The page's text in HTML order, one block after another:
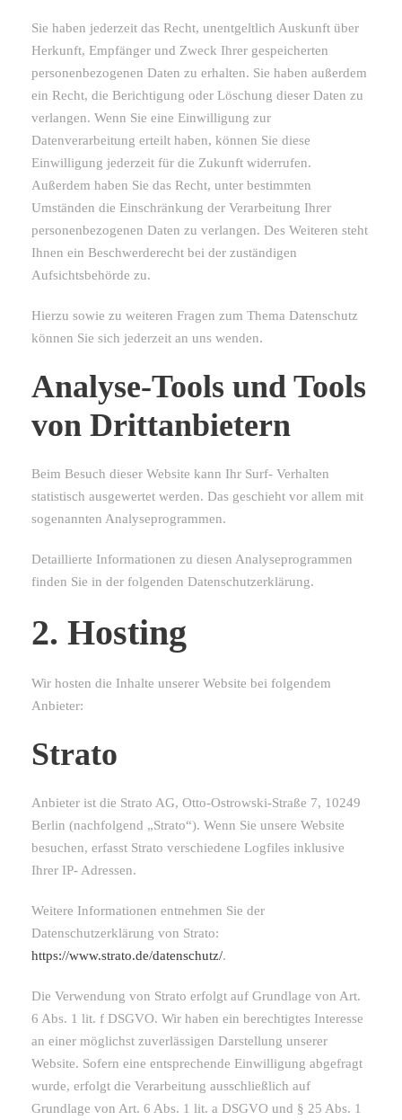
Sie haben jederzeit das Recht, unentgeltlich Auskunft über
Herkunft, Empfänger und Zweck Ihrer gespeicherten
personenbezogenen Daten zu erhalten. Sie haben außerdem
ein Recht, die Berichtigung oder Löschung dieser Daten zu
verlangen. Wenn Sie eine Einwilligung zur
Datenverarbeitung erteilt haben, können Sie diese
Einwilligung jederzeit für die Zukunft widerrufen.
Außerdem haben Sie das Recht, unter bestimmten
Umständen die Einschränkung der Verarbeitung Ihrer
personenbezogenen Daten zu verlangen. Des Weiteren steht
Ihnen ein Beschwerderecht bei der zuständigen
Aufsichtsbehörde zu.
Hierzu sowie zu weiteren Fragen zum Thema Datenschutz
können Sie sich jederzeit an uns wenden.
Analyse-Tools und Tools
von Dritt­anbietern
Beim Besuch dieser Website kann Ihr Surf- Verhalten
statistisch ausgewertet werden. Das geschieht vor allem mit
sogenannten Analyseprogrammen.
Detaillierte Informationen zu diesen Analyseprogrammen
finden Sie in der folgenden Datenschutzerklärung.
2. Hosting
Wir hosten die Inhalte unserer Website bei folgendem
Anbieter:
Strato
Anbieter ist die Strato AG, Otto-Ostrowski-Straße 7, 10249
Berlin (nachfolgend „Strato“). Wenn Sie unsere Website
besuchen, erfasst Strato verschiedene Logfiles inklusive
Ihrer IP- Adressen.
Weitere Informationen entnehmen Sie der
Datenschutzerklärung von Strato:
https://www.strato.de/datenschutz/.
Die Verwendung von Strato erfolgt auf Grundlage von Art.
6 Abs. 1 lit. f DSGVO. Wir haben ein berechtigtes Interesse
an einer möglichst zuverlässigen Darstellung unserer
Website. Sofern eine entsprechende Einwilligung abgefragt
wurde, erfolgt die Verarbeitung ausschließlich auf
Grundlage von Art. 6 Abs. 1 lit. a DSGVO und § 25 Abs. 1